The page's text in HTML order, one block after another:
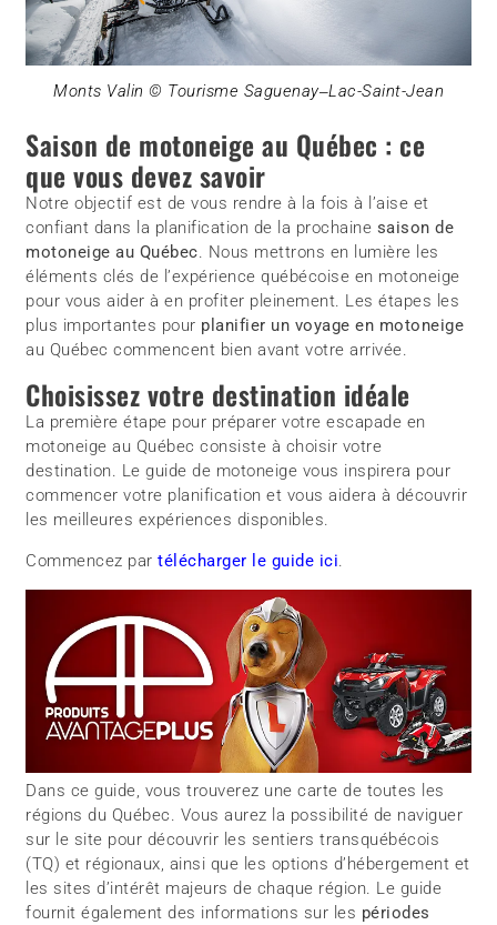
Monts Valin © Tourisme Saguenay‒Lac-Saint-Jean
Saison de motoneige au Québec : ce
que vous devez savoir
Notre objectif est de vous rendre à la fois à l’aise et
confiant dans la planification de la prochaine saison de
motoneige au Québec . Nous mettrons en lumière les
éléments clés de l’expérience québécoise en motoneige
pour vous aider à en profiter pleinement. Les étapes les
plus importantes pour planifier un voyage en motoneige
au Québec commencent bien avant votre arrivée.
Choisissez votre destination idéale
La première étape pour préparer votre escapade en
motoneige au Québec consiste à choisir votre
destination. Le guide de motoneige vous inspirera pour
commencer votre planification et vous aidera à découvrir
les meilleures expériences disponibles.
Commencez partélécharger le guide ici
Dans ce guide, vous trouverez une carte de toutes les
régions du Québec. Vous aurez la possibilité de naviguer
sur le site pour découvrir les sentiers transquébécois
(TQ) et régionaux, ainsi que les options d’hébergement et
les sites d’intérêt majeurs de chaque région. Le guide
fournit également des informations sur les périodes